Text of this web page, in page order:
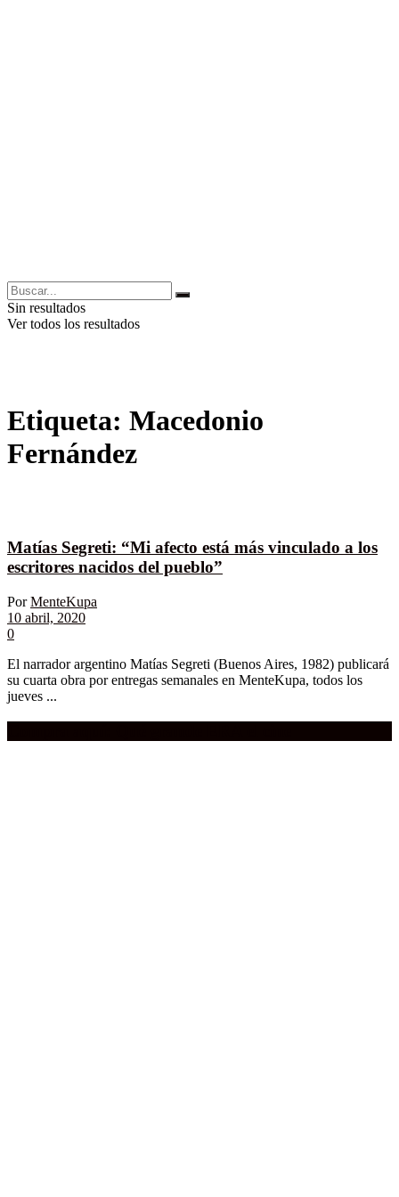
Sin resultados
Ver todos los resultados
Etiqueta: Macedonio
Fernández
Matías Segreti: “Mi afecto está más vinculado a los
escritores nacidos del pueblo”
Por MenteKupa
10 abril, 2020
0
El narrador argentino Matías Segreti (Buenos Aires, 1982) publicará
su cuarta obra por entregas semanales en MenteKupa, todos los
jueves ...